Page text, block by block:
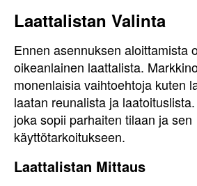
Laattalistan Valinta
Ennen asennuksen aloittamista
oikeanlainen laattalista.
monenlaisia vaihtoehtoja kuten
laatan reunalista ja
joka sopii parhaiten tilaan ja sen
käyttötarkoitukseen.
Laattalistan Mittaus